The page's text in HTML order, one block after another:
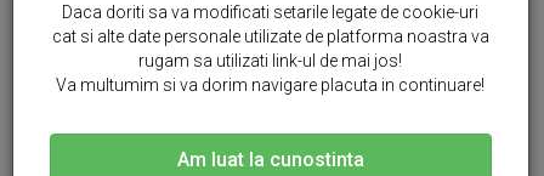
Daca doriti sa va modificati setarile legate de cookie-uri
cat si alte date personale utilizate de platforma noastra va
rugam sa utilizati link-ul de mai jos!
Va multumim si va dorim navigare placuta in continuare!
Am luat la cunostinta